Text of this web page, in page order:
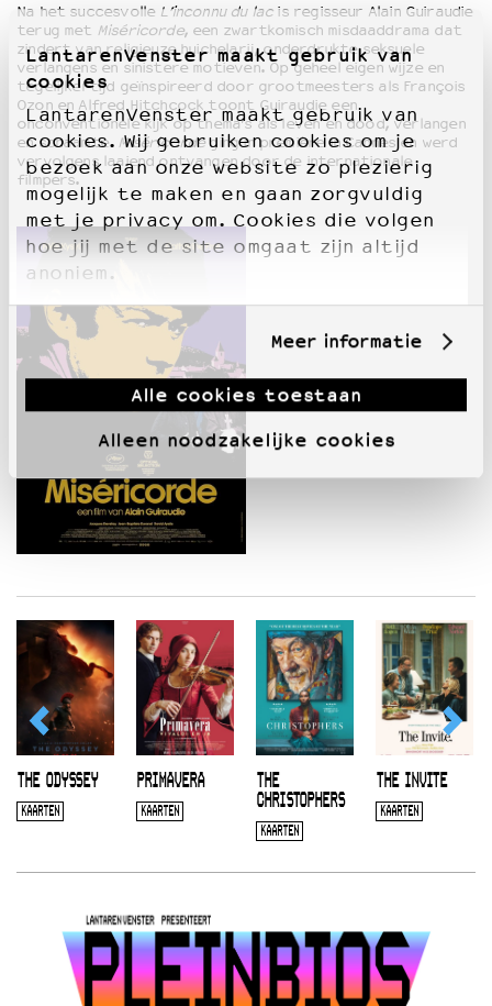
LantarenVenster maakt gebruik van
cookies
LantarenVenster maakt gebruik van
cookies. Wij gebruiken cookies om je
bezoek aan onze website zo plezierig
mogelijk te maken en gaan zorgvuldig
met je privacy om. Cookies die volgen
hoe jij met de site omgaat zijn altijd
anoniem.
Meer informatie
Alle cookies toestaan
Alleen noodzakelijke cookies
Na het succesvolle L’inconnu du lacis regisseur Alain Guiraudie
terug met Miséricorde, een zwartkomisch misdaaddrama dat
zindert van religieuze huichelarij, onderdrukte seksuele
verlangens en sinistere motieven. Op geheel eigen wijze en
tegelijkertijd geïnspireerd door grootmeesters als François
Ozon en Alfred Hitchcock toont Guiraudie een
onconventionele kijk op thema’s als leven en dood, verlangen
en schaamte. Miséricordeging in première in Cannes en werd
vervolgens laaiend ontvangen door de internationale
filmpers.
THE ODYSSEY
KAARTEN
PRIMAVERA
KAARTEN
THE
CHRISTOPHERS
KAARTEN
THE INVITE
KAARTEN